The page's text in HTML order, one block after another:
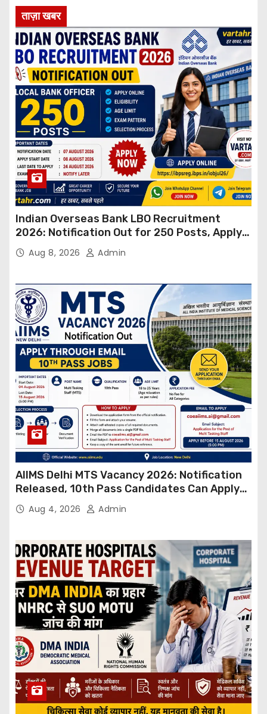
ताज़ा खबर
Indian Overseas Bank LBO Recruitment
2026: Notification Out for 250 Posts, Apply
OnlineAug 8, 2026 Admin
AIIMS Delhi MTS Vacancy 2026: Notification
Released, 10th Pass Candidates Can Apply
Through Email
Aug 4, 2026 Admin